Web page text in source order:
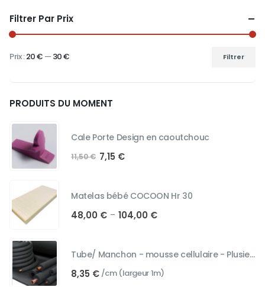
Filtrer Par Prix
Filtrer
Prix :20 € — 30 €
PRODUITS DU MOMENT
Cale Porte Design en caoutchouc
11,50€ Le
était :
11,50 €.
7,15 €Le
est :
7,15 €.
Matelas bébé COCOON Hr 30
48,00 € – 104,00 €Plage
à
104,00 €
Tube/ Manchon - mousse cellulaire - Plusieurs diamètres
8,35 € /cm (largeur 1m)